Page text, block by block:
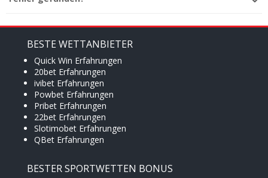
BESTE WETTANBIETER
Quick Win Erfahrungen
20bet Erfahrungen
ivibet Erfahrungen
Powbet Erfahrungen
Pribet Erfahrungen
22bet Erfahrungen
Slotimobet Erfahrungen
QBet Erfahrungen
BESTER SPORTWETTEN BONUS